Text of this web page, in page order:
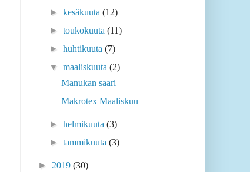
►kesäkuuta(12)
►toukokuuta(11)
►huhtikuuta(7)
▼maaliskuuta(2)
Manukan saari
Makrotex Maaliskuu
►helmikuuta(3)
►tammikuuta(3)
► 2019 (30)